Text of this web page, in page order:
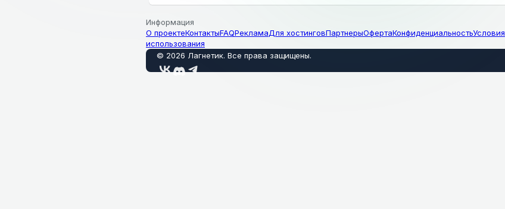
Информация
О проектеКонтактыFAQРекламаДля хостинговПартнерыОфертаКонфиденциальностьУсловия
использования
© 2026 Лагнетик. Все права защищены.